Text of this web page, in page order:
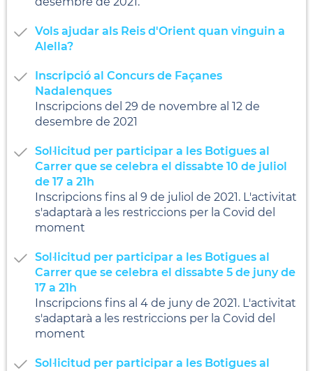
Vols ajudar als Reis d'Orient quan vinguin a
Alella?
Inscripció al Concurs de Façanes
Nadalenques
Inscripcions del 29 de novembre al 12 de
desembre de 2021
Sol·licitud per participar a les Botigues al
Carrer que se celebra el dissabte 10 de juliol
de 17 a 21h
Inscripcions fins al 9 de juliol de 2021. L'activitat
s'adaptarà a les restriccions per la Covid del
moment
Sol·licitud per participar a les Botigues al
Carrer que se celebra el dissabte 5 de juny de
17 a 21h
Inscripcions fins al 4 de juny de 2021. L'activitat
s'adaptarà a les restriccions per la Covid del
moment
Sol·licitud per participar a les Botigues al